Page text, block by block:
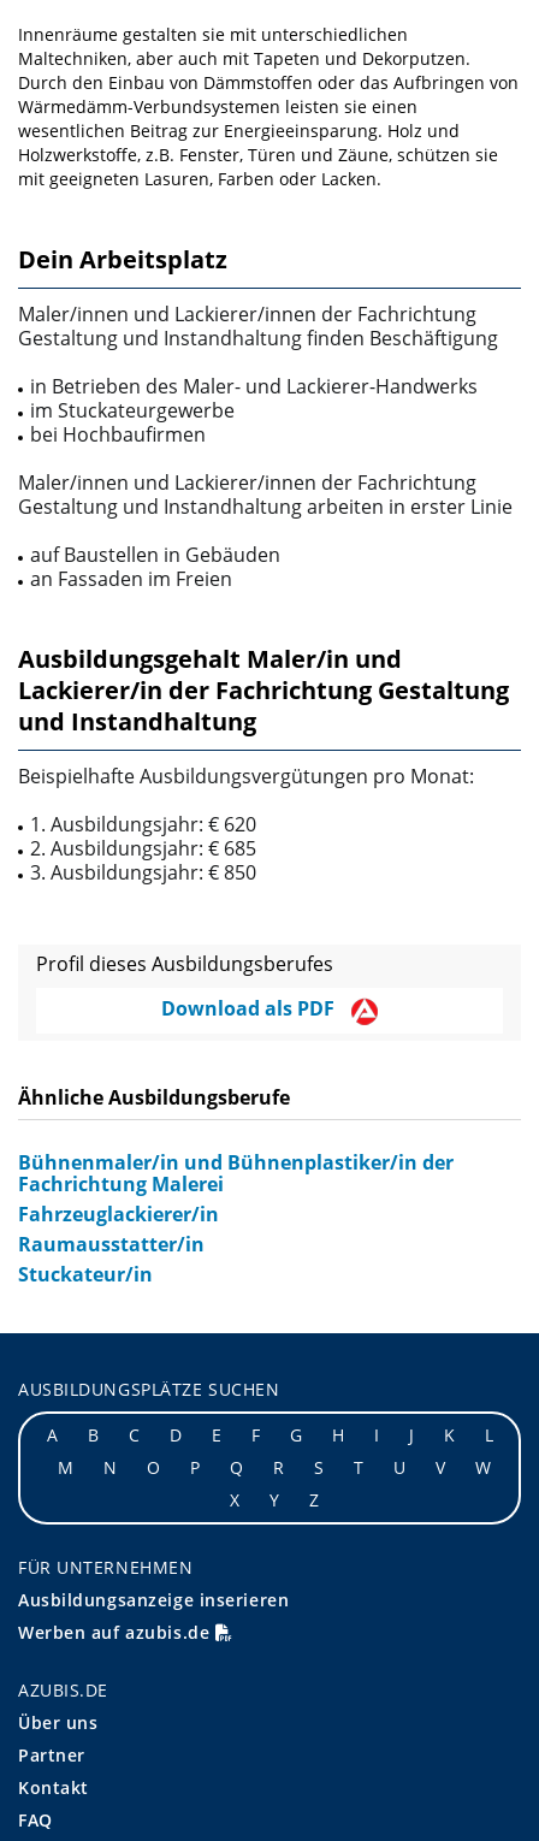
Innenräume gestalten sie mit unterschiedlichen
Maltechniken, aber auch mit Tapeten und Dekorputzen.
Durch den Einbau von Dämmstoffen oder das Aufbringen von
Wärme­dämm-­Verbundsystemen leisten sie einen
wesentlichen Beitrag zur Energieeinsparung. Holz und
Holzwerkstoffe, z.B. Fenster, Türen und Zäune, schützen sie
mit geeigneten Lasuren, Farben oder La­cken.
Dein Arbeitsplatz
Maler/innen und Lackierer/innen der Fachrichtung
Gestaltung und Instandhaltung finden Beschäfti­gung
in Betrieben des Maler­- und Lackierer-­Handwerks
im Stuckateurgewerbe
bei Hochbaufirmen
Maler/innen und Lackierer/innen der Fachrichtung
Gestaltung und Instandhaltung arbeiten in erster Li­nie
auf Baustellen in Gebäuden
an Fassaden im Freien
Ausbildungsgehalt Maler/in und
Lackierer/in der Fachrichtung Gestaltung
und Instandhaltung
Beispielhafte Ausbildungsvergütungen pro Monat:
1. Ausbildungsjahr: € 620
2. Ausbildungsjahr: € 685
3. Ausbildungsjahr: € 850
Profil dieses Ausbildungsberufes
Download als PDF
Ähnliche Ausbildungsberufe
Bühnenmaler/in und Bühnenplastiker/in der
Fachrichtung Malerei
Fahrzeuglackierer/in
Raumausstatter/in
Stuckateur/in
AUSBILDUNGSPLÄTZE SUCHEN
A
B C D E F G H I J K
L
M
N O P Q R S T U V
W
X
Y Z
FÜR UNTERNEHMEN
Ausbildungsanzeige inserieren
Werben auf azubis.de
AZUBIS.DE
Über uns
Partner
Kontakt
FAQ